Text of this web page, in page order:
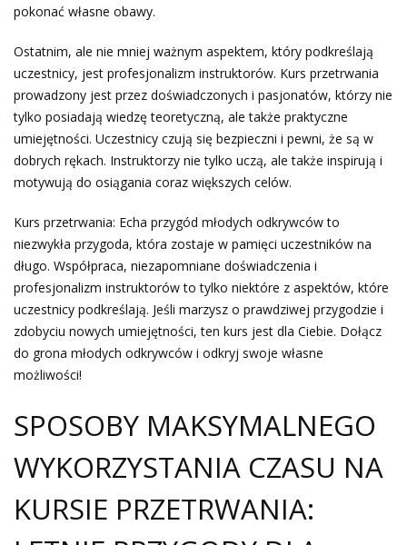
pokonać własne obawy.
Ostatnim, ale nie mniej ważnym aspektem, który podkreślają
uczestnicy, jest profesjonalizm instruktorów. Kurs przetrwania
prowadzony jest przez doświadczonych i pasjonatów, którzy nie
tylko posiadają wiedzę teoretyczną, ale także praktyczne
umiejętności. Uczestnicy czują się bezpieczni i pewni, że są w
dobrych rękach. Instruktorzy nie tylko uczą, ale także inspirują i
motywują do osiągania coraz większych celów.
Kurs przetrwania: Echa przygód młodych odkrywców to
niezwykła przygoda, która zostaje w pamięci uczestników na
długo. Współpraca, niezapomniane doświadczenia i
profesjonalizm instruktorów to tylko niektóre z aspektów, które
uczestnicy podkreślają. Jeśli marzysz o prawdziwej przygodzie i
zdobyciu nowych umiejętności, ten kurs jest dla Ciebie. Dołącz
do grona młodych odkrywców i odkryj swoje własne
możliwości!
SPOSOBY MAKSYMALNEGO
WYKORZYSTANIA CZASU NA
KURSIE PRZETRWANIA: